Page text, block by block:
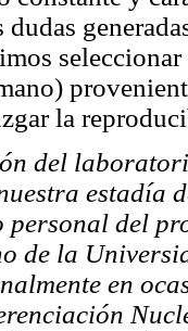
dudas
seleccionar
la
del
estadía
personal del
de la
en